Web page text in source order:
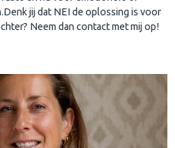
jij dat NEI de oplossing is voor
Neem dan contact met mij op!